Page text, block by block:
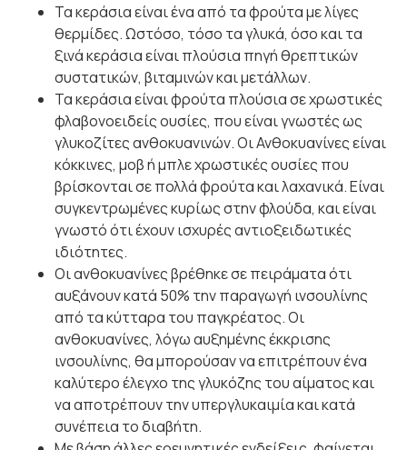
Τα κεράσια είναι ένα από τα φρούτα με λίγες
θερμίδες. Ωστόσο, τόσο τα γλυκά, όσο και τα
ξινά κεράσια είναι πλούσια πηγή θρεπτικών
συστατικών, βιταμινών και μετάλλων.
Τα κεράσια είναι φρούτα πλούσια σε χρωστικές
φλαβονοειδείς ουσίες, που είναι γνωστές ως
γλυκοζίτες ανθοκυανινών. Οι Ανθοκυανίνες είναι
κόκκινες, μοβ ή μπλε χρωστικές ουσίες που
βρίσκονται σε πολλά φρούτα και λαχανικά. Είναι
συγκεντρωμένες κυρίως στην φλούδα, και είναι
γνωστό ότι έχουν ισχυρές αντιοξειδωτικές
ιδιότητες.
Οι ανθοκυανίνες βρέθηκε σε πειράματα ότι
αυξάνουν κατά 50% την παραγωγή ινσουλίνης
από τα κύτταρα του παγκρέατος. Οι
ανθοκυανίνες, λόγω αυξημένης έκκρισης
ινσουλίνης, θα μπορούσαν να επιτρέπουν ένα
καλύτερο έλεγχο της γλυκόζης του αίματος και
να αποτρέπουν την υπεργλυκαιμία και κατά
συνέπεια το διαβήτη.